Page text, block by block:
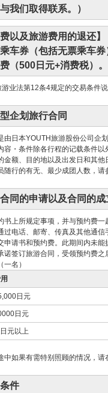
我们取得联系。）
费以及旅游费用的退还】
车券（包括无票乘车
（500日元+消费税）。
游业法第12条4规定的交易条件
企划旅行合同
由日本YOUTH旅游股份公司企
容・条件除各行程的记载条件
金额、目的地以及出发日和其
随行的有无、最少成团人数，请
同的申请以及合同的成
书上所规定事项，并与预约费一
过电话、邮寄、传真及其他通
申请书和预约费。此期间内未
诺签订旅游合同，受领预约费之
一名）
日元
日元
元以上
中如果有需特别照顾的情况，请
件